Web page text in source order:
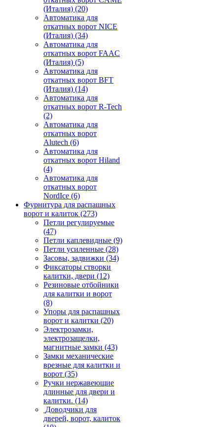
(Италия) (20)
Автоматика для
откатных ворот NICE
(Италия) (34)
Автоматика для
откатных ворот FAAC
(Италия) (5)
Автоматика для
откатных ворот BFT
(Италия) (14)
Автоматика для
откатных ворот R-Tech
(2)
Автоматика для
откатных ворот
Alutech (6)
Автоматика для
откатных ворот Hiland
(4)
Автоматика для
откатных ворот
NordIce (6)
Фурнитура для распашных
ворот и калиток (273)
Петли регулируемые
(47)
Петли каплевидные (9)
Петли усиленные (28)
Засовы, задвижки (34)
Фиксаторы створки
калитки, двери (12)
Резиновые отбойники
для калитки и ворот
(8)
Упоры для распашных
ворот и калитки (20)
Электрозамки,
электрозащелки,
магнитные замки (43)
Замки механические
врезные для калитки и
ворот (35)
Ручки нержавеющие
длинные для двери и
калитки. (14)
Доводчики для
дверей, ворот, калиток